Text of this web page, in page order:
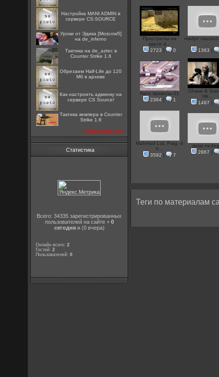
Настройка MANI ADMIN в
сервере CS:SOURCE
Уроки от Эдика [Moscow5]
на de_inferno
Тактика на de_aztec в
Counter Strike 1.6
Обрезаем Half-Life до 120
Мб в архиве
Как настроить админку на
сервере CS Source!
Тактика кемпера в Counter
Strike 1.6
посмотреть все
Статистика
Всего: 34335 зарегистрированных
пользователей на сайте + 0
сегодняи (0 вчера)
Онлайн всего:2
Гостей:2
Пользователей:0
Прострелы на
карте d...
2723 | 0
marlyn
1363 |
Авто приколы 01
2364 | 1
Chase &
Hit...
1487 |
Mahmud LoL Frag -4
h...
3592 | 7
delat
2867 |
Теги по материалам